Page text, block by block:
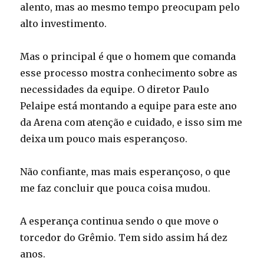
alento, mas ao mesmo tempo preocupam pelo
alto investimento.
Mas o principal é que o homem que comanda
esse processo mostra conhecimento sobre as
necessidades da equipe. O diretor Paulo
Pelaipe está montando a equipe para este ano
da Arena com atenção e cuidado, e isso sim me
deixa um pouco mais esperançoso.
Não confiante, mas mais esperançoso, o que
me faz concluir que pouca coisa mudou.
A esperança continua sendo o que move o
torcedor do Grêmio. Tem sido assim há dez
anos.